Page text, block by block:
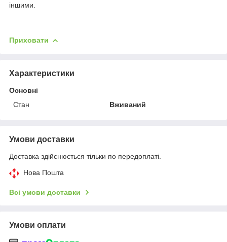
іншими.
Приховати
Характеристики
Основні
Стан
Вживаний
Умови доставки
Доставка здійснюється тільки по передоплаті.
Нова Пошта
Всі умови доставки
Умови оплати